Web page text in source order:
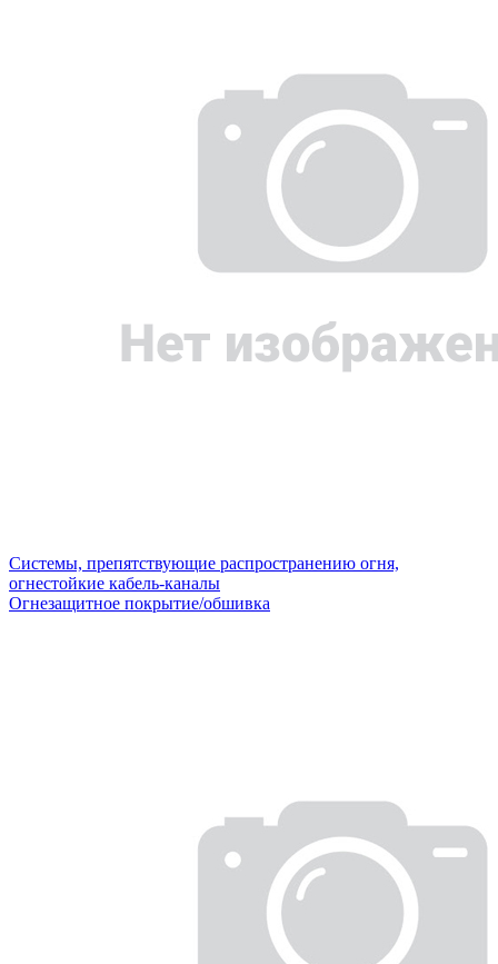
Системы, препятствующие распространению огня,
огнестойкие кабель-каналы
Огнезащитное покрытие/обшивка